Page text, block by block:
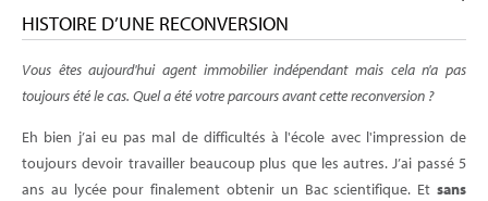
HISTOIRE D’UNE RECONVERSION
Vous êtes aujourd'hui agent immobilier indépendant mais cela n'a pas
toujours été le cas. Quel a été votre parcours avant cette reconversion ?
Eh bien j’ai eu pas mal de difficultés à l'école avec l'impression de
toujours devoir travailler beaucoup plus que les autres. J’ai passé 5
ans au lycée pour finalement obtenir un Bac scientifique. Et sans